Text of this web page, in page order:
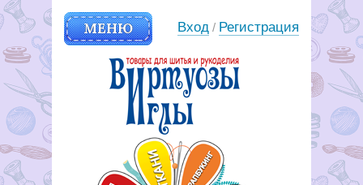
МЕНЮ Вход / Регистрация